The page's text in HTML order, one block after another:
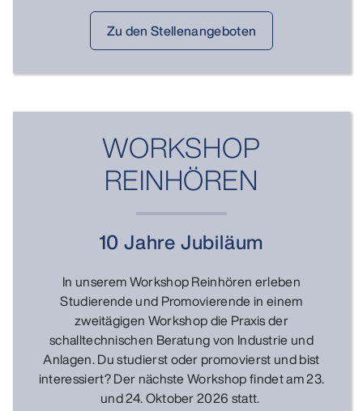
Zu den Stellenangeboten
WORKSHOP
REINHÖREN
10 Jahre Jubiläum
In unserem Workshop Reinhören erleben
Studierende und Promovierende in einem
zweitägigen Workshop die Praxis der
schalltechnischen Beratung von Industrie und
Anlagen. Du studierst oder promovierst und bist
interessiert? Der nächste Workshop findet am 23.
und 24. Oktober 2026 statt.